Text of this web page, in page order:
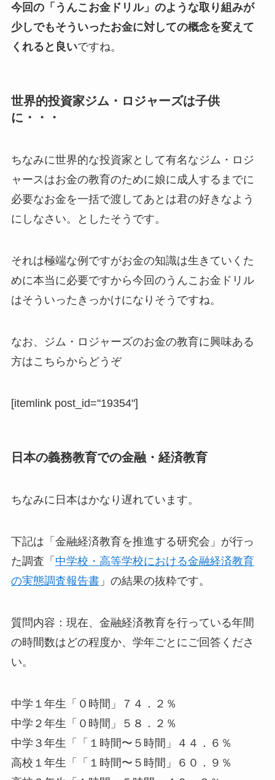
今回の「うんこお金ドリル」のような取り組みが
少しでもそういったお金に対しての概念を変えて
くれると良いですね。
世界的投資家ジム・ロジャーズは子供
に・・・
ちなみに世界的な投資家として有名なジム・ロジ
ャースはお金の教育のために娘に成人するまでに
必要なお金を一括で渡してあとは君の好きなよう
にしなさい。としたそうです。
それは極端な例ですがお金の知識は生きていくた
めに本当に必要ですから今回のうんこお金ドリル
はそういったきっかけになりそうですね。
なお、ジム・ロジャーズのお金の教育に興味ある
方はこちらからどうぞ
[itemlink post_id="19354"]
日本の義務教育での金融・経済教育
ちなみに日本はかなり遅れています。
下記は「金融経済教育を推進する研究会」が行っ
た調査「 中学校・高等学校における金融経済教育
の実態調査報告書」の結果の抜粋です。
質問内容：現在、金融経済教育を行っている年間
の時間数はどの程度か、学年ごとにご回答くださ
い。
中学１年生「０時間」７４．２％
中学２年生「０時間」５８．２％
中学３年生「「１時間〜５時間」４４．６％
高校１年生「「１時間〜５時間」６０．９％